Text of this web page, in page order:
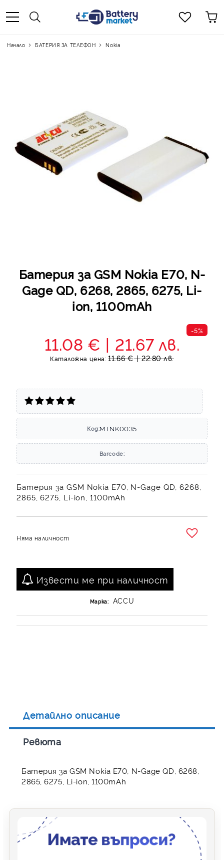
Начало БАТЕРИЯ ЗА ТЕЛЕФОН Nokia
Батерия за GSM Nokia E70, N-
Gage QD, 6268, 2865, 6275, Li-
ion, 1100mAh
-5%
11.08 € 21.67 лв.
Каталожна цена: 11.66 € 22.80 лв.
Код:MTNK0035
Barcode:
Батерия за GSM Nokia E70, N-Gage QD, 6268,
2865, 6275, Li-ion, 1100mAh
Няма наличност
Извести ме при наличност
Марка: ACCU
Детайлно описание
Ревюта
Батерия за GSM Nokia E70, N-Gage QD, 6268,
2865, 6275, Li-ion, 1100mAh